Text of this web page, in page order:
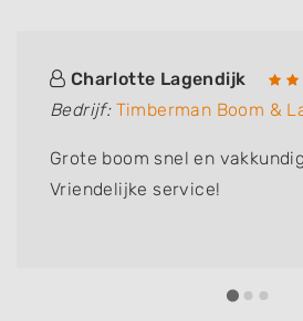
Charlotte Lagendijk
Bedrijf: Timberman Boom &
Grote boom snel en
Vriendelijke service!